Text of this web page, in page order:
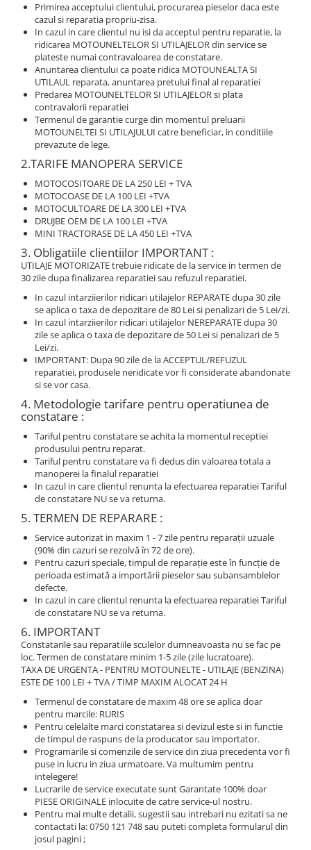
Primirea acceptului clientului, procurarea pieselor daca este
cazul si reparatia propriu-zisa.
In cazul in care clientul nu isi da acceptul pentru reparatie, la
ridicarea MOTOUNELTELOR SI UTILAJELOR din service se
plateste numai contravaloarea de constatare.
Anuntarea clientului ca poate ridica MOTOUNEALTA SI
UTILAUL reparata, anuntarea pretului final al reparatiei
Predarea MOTOUNELTELOR SI UTILAJELOR si plata
contravalorii reparatiei
Termenul de garantie curge din momentul preluarii
MOTOUNELTEI SI UTILAJULUI catre beneficiar, in conditiile
prevazute de lege.
2.TARIFE MANOPERA SERVICE
MOTOCOSITOARE DE LA 250 LEI + TVA
MOTOCOASE DE LA 100 LEI +TVA
MOTOCULTOARE DE LA 300 LEI +TVA
DRUJBE OEM DE LA 100 LEI +TVA
MINI TRACTORASE DE LA 450 LEI +TVA
3. Obligatiile clientiilor IMPORTANT :
UTILAJE MOTORIZATE trebuie ridicate de la service in termen de
30 zile dupa finalizarea reparatiei sau refuzul reparatiei.
In cazul intarziierilor ridicari utilajelor REPARATE dupa 30 zile
se aplica o taxa de depozitare de 80 Lei si penalizari de 5 Lei/zi.
In cazul intarziierilor ridicari utilajelor NEREPARATE dupa 30
zile se aplica o taxa de depozitare de 50 Lei si penalizari de 5
Lei/zi.
IMPORTANT: Dupa 90 zile de la ACCEPTUL/REFUZUL
reparatiei, produsele neridicate vor fi considerate abandonate
si se vor casa.
4. Metodologie tarifare pentru operatiunea de
constatare :
Tariful pentru constatare se achita la momentul receptiei
produsului pentru reparat.
Tariful pentru constatare va fi dedus din valoarea totala a
manoperei la finalul reparatiei
In cazul in care clientul renunta la efectuarea reparatiei Tariful
de constatare NU se va returna.
5. TERMEN DE REPARARE :
Service autorizat in maxim 1 - 7 zile pentru reparaţii uzuale
(90% din cazuri se rezolvă în 72 de ore).
Pentru cazuri speciale, timpul de reparaţie este în funcţie de
perioada estimată a importării pieselor sau subansamblelor
defecte.
In cazul in care clientul renunta la efectuarea reparatiei Tariful
de constatare NU se va returna.
6. IMPORTANT
Constatarile sau reparatiile sculelor dumneavoasta nu se fac pe
loc. Termen de constatare minim 1-5 zile (zile lucratoare).
TAXA DE URGENTA - PENTRU MOTOUNELTE - UTILAJE (BENZINA)
ESTE DE 100 LEI + TVA / TIMP MAXIM ALOCAT 24 H
Termenul de constatare de maxim 48 ore se aplica doar
pentru marcile: RURIS
Pentru celelalte marci constatarea si devizul este si in functie
de timpul de raspuns de la producator sau importator.
Programarile si comenzile de service din ziua precedenta vor fi
puse in lucru in ziua urmatoare. Va multumim pentru
intelegere!
Lucrarile de service executate sunt Garantate 100% doar
PIESE ORIGINALE inlocuite de catre service-ul nostru.
Pentru mai multe detalii, sugestii sau intrebari nu ezitati sa ne
contactati la: 0750 121 748 sau puteti completa formularul din
josul pagini ;